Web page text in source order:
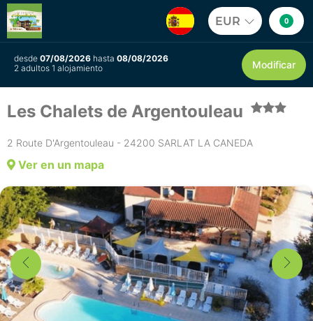
EUR 0
desde 07/08/2026 hasta 08/08/2026
2 adultos 1 alojamiento
Modificar
Les Chalets de Argentouleau
2 Route D'Argentouleau - 24200 SARLAT LA CANEDA
Ver en un mapa